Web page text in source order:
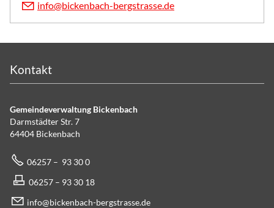
info@bickenbach-bergstrasse.de
Kontakt
Gemeindeverwaltung Bickenbach
Darmstädter Str. 7
64404 Bickenbach
06257 – 93 30 0
06257 – 93 30 18
info@bickenbach-bergstrasse.de